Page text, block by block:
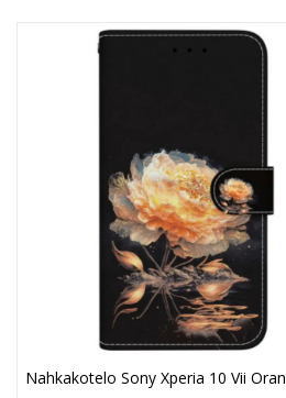
Nahkakotelo Sony Xperia 10 Vii